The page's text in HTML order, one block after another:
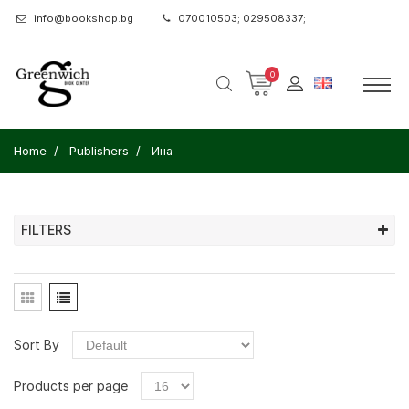
info@bookshop.bg 070010503; 029508337;
0
Home Publishers Ина
FILTERS
Sort By
Products per page